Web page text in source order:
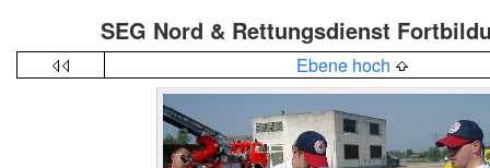
SEG Nord & Rettungsdienst
Ebene hoch